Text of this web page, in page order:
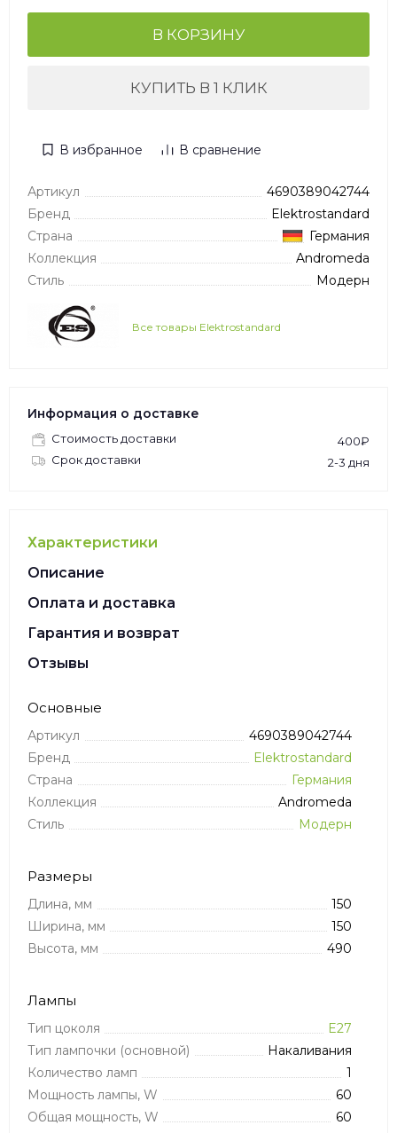
В КОРЗИНУ
КУПИТЬ В 1 КЛИК
В избранное В сравнение
Артикул
4690389042744
Бренд
Elektrostandard
Страна
Германия
Коллекция
Andromeda
Стиль
Модерн
Все товары Elektrostandard
Информация о доставке
Стоимость доставки
400₽
Срок доставки
2-3 дня
Характеристики
Описание
Оплата и доставка
Гарантия и возврат
Отзывы
Основные
Артикул
4690389042744
Бренд
Elektrostandard
Страна
Германия
Коллекция
Andromeda
Стиль
Модерн
Размеры
Длина, мм
150
Ширина, мм
150
Высота, мм
490
Лампы
Тип цоколя
E27
Тип лампочки (основной)
Накаливания
Количество ламп
1
Мощность лампы, W
60
Общая мощность, W
60